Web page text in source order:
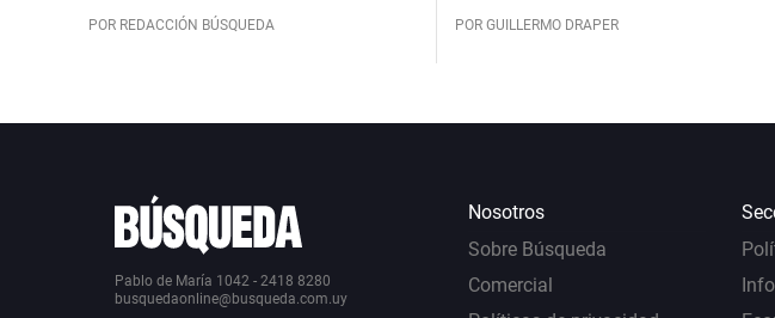
POR REDACCIÓN BÚSQUEDA POR GUILLERMO DRAPER
Pablo de María 1042 - 2418 8280
busquedaonline@busqueda.com.uy
Nosotros
Sobre Búsqueda
Comercial